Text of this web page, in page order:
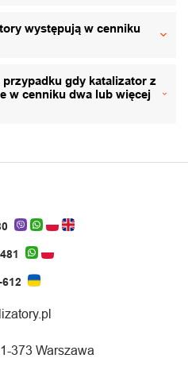
występują w cenniku
gdy katalizator z
w cenniku dwa lub więcej
373 Warszawa